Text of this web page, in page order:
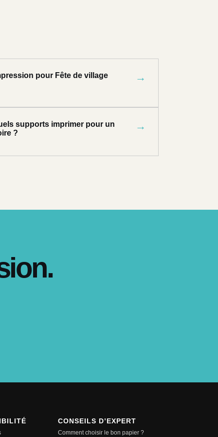
pour Fête de village →
supports imprimer pour un
?
→
CONSEILS D’EXPERT
Comment choisir le bon papier ?